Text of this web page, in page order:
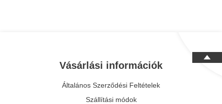
Vásárlási információk
Általános Szerződési Feltételek
Szállítási módok